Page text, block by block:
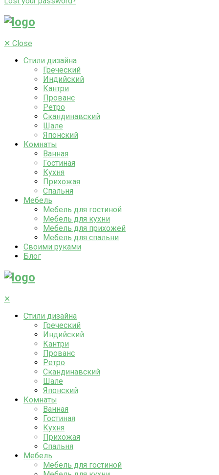
✕ Close
Стили дизайна
Греческий
Индийский
Кантри
Прованс
Ретро
Скандинавский
Шале
Японский
Комнаты
Ванная
Гостиная
Кухня
Прихожая
Спальня
Мебель
Мебель для гостиной
Мебель для кухни
Мебель для прихожей
Мебель для спальни
Своими руками
Блог
✕
Стили дизайна
Греческий
Индийский
Кантри
Прованс
Ретро
Скандинавский
Шале
Японский
Комнаты
Ванная
Гостиная
Кухня
Прихожая
Спальня
Мебель
Мебель для гостиной